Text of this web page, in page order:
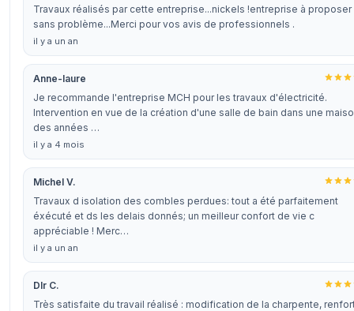
Travaux réalisés par cette entreprise...nickels !entreprise à proposer
sans problème...Merci pour vos avis de professionnels .
il y a un an
Anne-laure
Je recommande l'entreprise MCH pour les travaux d'électricité.
Intervention en vue de la création d'une salle de bain dans une
des années …
il y a 4 mois
Michel V.
Travaux d isolation des combles perdues: tout a été parfaitement
éxécuté et ds les delais donnés; un meilleur confort de vie c
appréciable ! Merc…
il y a un an
Dlr C.
Très satisfaite du travail réalisé : modification de la charpente,